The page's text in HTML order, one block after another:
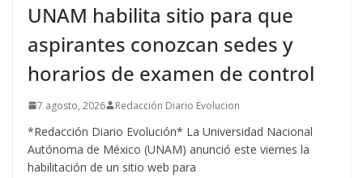
UNAM habilita sitio para que
aspirantes conozcan sedes y
horarios de examen de control
7 agosto, 2026 Redacción Diario Evolucion
*Redacción Diario Evolución* La Universidad Nacional
Autónoma de México (UNAM) anunció este viernes la
habilitación de un sitio web para